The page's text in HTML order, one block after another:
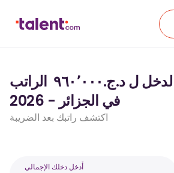
حاسبة ضريبة الدخل ل د.ج.‏٩٦٠٬٠٠٠ ‏ الراتب
في الجزائر - 2026
اكتشف راتبك بعد الضريبة
أَدخل دخلك الإجمالي